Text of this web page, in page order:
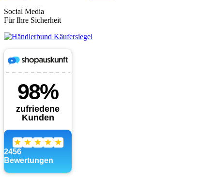
Social Media
Für Ihre Sicherheit